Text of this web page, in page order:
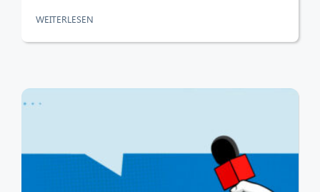
WEITERLESEN